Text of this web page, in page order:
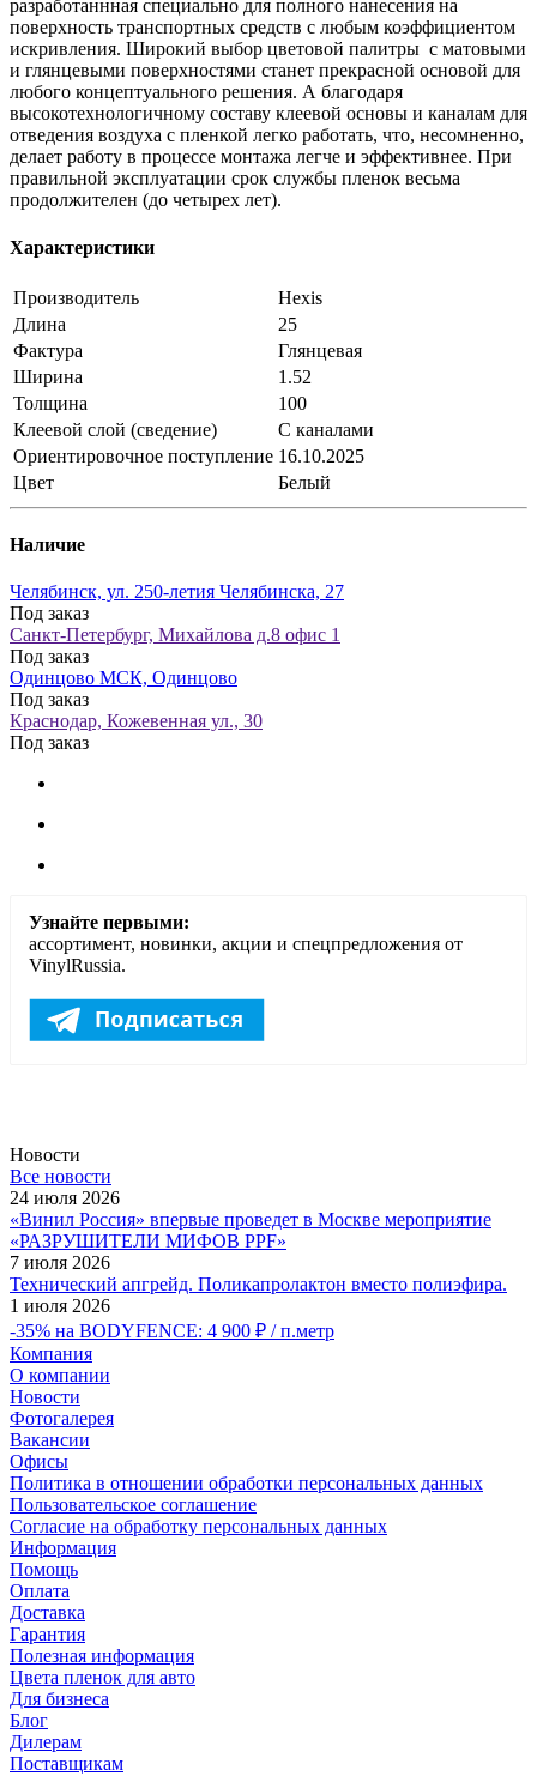
разработаннная специально для полного нанесения на
поверхность транспортных средств с любым коэффициентом
искривления. Широкий выбор цветовой палитры с матовыми
и глянцевыми поверхностями станет прекрасной основой для
любого концептуального решения. А благодаря
высокотехнологичному составу клеевой основы и каналам для
отведения воздуха с пленкой легко работать, что, несомненно,
делает работу в процессе монтажа легче и эффективнее. При
правильной эксплуатации срок службы пленок весьма
продолжителен (до четырех лет).
Характеристики
Производитель
Hexis
Длина
25
Фактура
Глянцевая
Ширина
1.52
Толщина
100
Клеевой слой (сведение)
С каналами
Ориентировочное поступление 16.10.2025
Цвет
Белый
Наличие
Челябинск, ул. 250-летия Челябинска, 27
Под заказ
Санкт-Петербург, Михайлова д.8 офис 1
Под заказ
Одинцово МСК, Одинцово
Под заказ
Краснодар, Кожевенная ул., 30
Под заказ
Узнайте первыми:
ассортимент, новинки, акции и спецпредложения от
VinylRussia.
Новости
Все новости
24 июля 2026
«Винил Россия» впервые проведет в Москве мероприятие
«РАЗРУШИТЕЛИ МИФОВ PPF»
7 июля 2026
Технический апгрейд. Поликапролактон вместо полиэфира.
1 июля 2026
-35% на BODYFENCE: 4 900 ₽ / п.метр
Компания
О компании
Новости
Фотогалерея
Вакансии
Офисы
Политика в отношении обработки персональных данных
Пользовательское соглашение
Согласие на обработку персональных данных
Информация
Помощь
Оплата
Доставка
Гарантия
Полезная информация
Цвета пленок для авто
Для бизнеса
Блог
Дилерам
Поставщикам